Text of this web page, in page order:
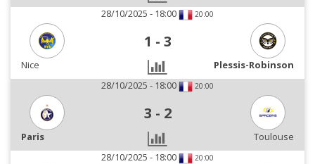
28/10/2025 - 18:00
20:00
1 - 3
Nice
Plessis-Robinson
28/10/2025 - 18:00
20:00
3 - 2
Paris
Toulouse
28/10/2025 - 18:00
20:00